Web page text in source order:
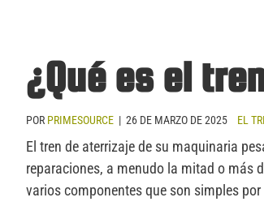
¿Qué es el
POR PRIMESOURCE | 26 DE MARZO DE 2025 EL
El tren de aterrizaje de su maquinaria
reparaciones, a menudo la mitad o más
varios componentes que son simples